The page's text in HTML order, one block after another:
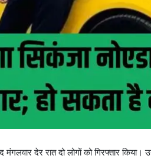
देर रात दो लोगों को गिरफ्तार किया।